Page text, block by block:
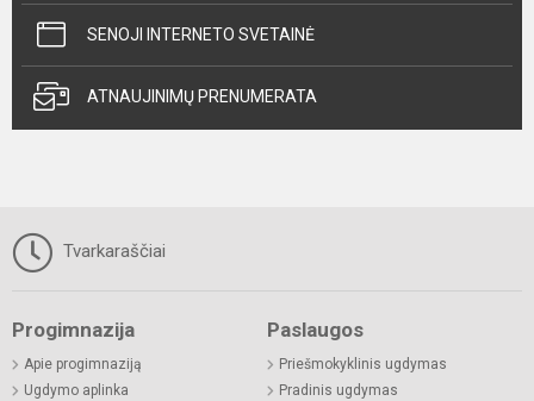
SENOJI INTERNETO SVETAINĖ
ATNAUJINIMŲ PRENUMERATA
Tvarkaraščiai
Progimnazija
Apie progimnaziją
Ugdymo aplinka
Paslaugos
Priešmokyklinis ugdymas
Pradinis ugdymas